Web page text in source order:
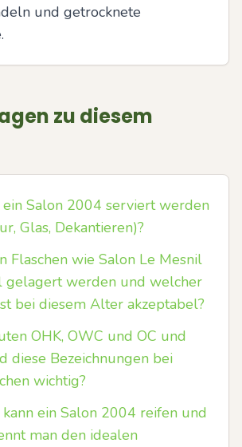
und getrocknete
zu diesem
Salon 2004 serviert werden
Glas, Dekantieren)?
Flaschen wie Salon Le Mesnil
gelagert werden und welcher
bei diesem Alter akzeptabel?
OHK, OWC und OC und
diese Bezeichnungen bei
wichtig?
ein Salon 2004 reifen und
man den idealen